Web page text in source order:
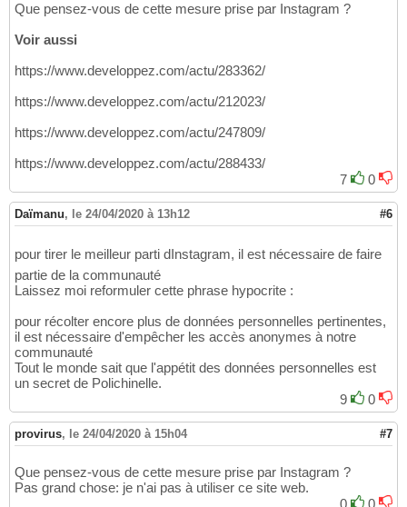
Que pensez-vous de cette mesure prise par Instagram ?
Voir aussi
https://www.developpez.com/actu/283362/
https://www.developpez.com/actu/212023/
https://www.developpez.com/actu/247809/
https://www.developpez.com/actu/288433/
7
0
Daïmanu, le 24/04/2020 à 13h12 #6
pour tirer le meilleur parti dInstagram, il est nécessaire de faire
partie de la communauté
Laissez moi reformuler cette phrase hypocrite :
pour récolter encore plus de données personnelles pertinentes,
il est nécessaire d'empêcher les accès anonymes à notre
communauté
Tout le monde sait que l'appétit des données personnelles est
un secret de Polichinelle.
9
0
provirus, le 24/04/2020 à 15h04 #7
Que pensez-vous de cette mesure prise par Instagram ?
Pas grand chose: je n'ai pas à utiliser ce site web.